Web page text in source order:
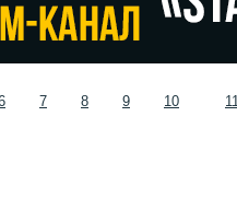
7 8 9 10